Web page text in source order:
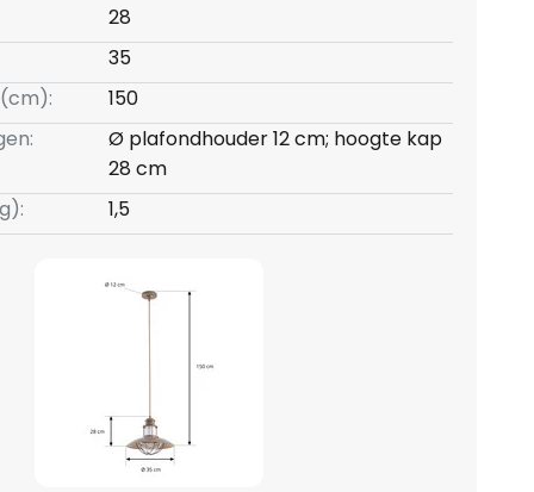
28
35
150
Ø plafondhouder 12 cm; hoogte kap
28 cm
1,5